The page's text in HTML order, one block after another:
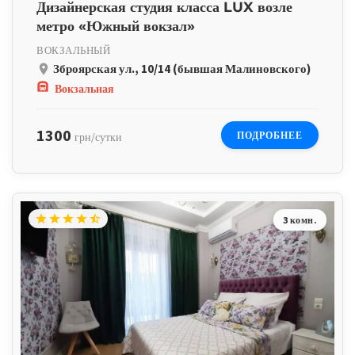
Дизайнерская студия класса LUX возле
метро «Южный вокзал»
ВОКЗАЛЬНЫЙ
place Зброярская ул., 10/14 (бывшая Малиновского)
subway Вокзальная
1300 грн/сутки ПОДРОБНЕЕ
3 комн.
starstarstarstarstar_half